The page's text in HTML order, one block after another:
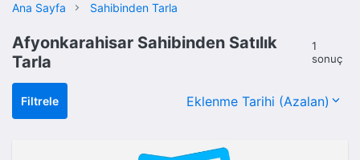
Ana Sayfa Sahibinden Tarla
Afyonkarahisar Sahibinden Satılık
Tarla
1
sonuç
Filtrele